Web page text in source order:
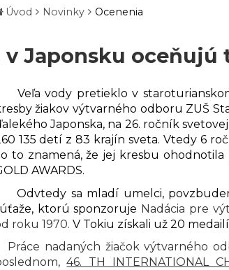
Úvod Novinky Ocenenia
v Japonsku
Veľa vody pretieklo v
žiakov výtvarného odboru ZUŠ
Japonska, na 26. ročník
135 detí z 83 krajín sveta. Vtedy 6
to znamená, že jej kresbu
AWARDS.
Odvtedy sa mladí umelci,
ktorú sponzoruje Nadácia pre
roku 1970. V Tokiu získali už 20
Práce nadaných žiačok výtvarného
46. TH INTERNATIONAL